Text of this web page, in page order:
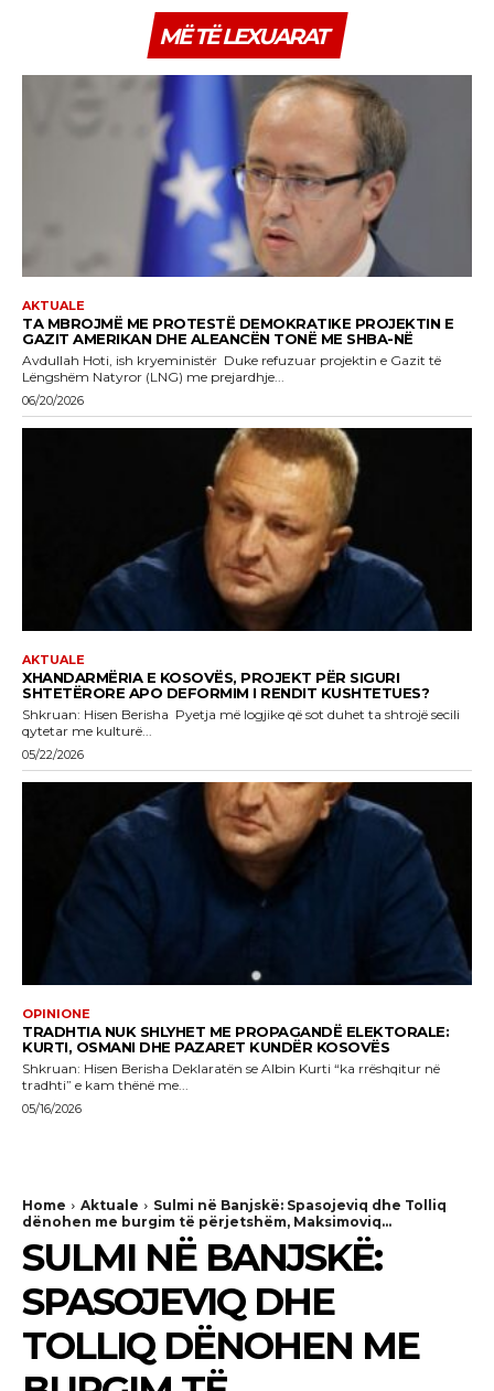
MË TË LEXUARAT
AKTUALE
TA MBROJMË ME PROTESTË DEMOKRATIKE PROJEKTIN E
GAZIT AMERIKAN DHE ALEANCËN TONË ME SHBA-NË
Avdullah Hoti, ish kryeministër Duke refuzuar projektin e Gazit të
Lëngshëm Natyror (LNG) me prejardhje...
06/20/2026
AKTUALE
XHANDARMËRIA E KOSOVËS, PROJEKT PËR SIGURI
SHTETËRORE APO DEFORMIM I RENDIT KUSHTETUES?
Shkruan: Hisen Berisha Pyetja më logjike që sot duhet ta shtrojë secili
qytetar me kulturë...
05/22/2026
OPINIONE
TRADHTIA NUK SHLYHET ME PROPAGANDË ELEKTORALE:
KURTI, OSMANI DHE PAZARET KUNDËR KOSOVËS
Shkruan: Hisen Berisha Deklaratën se Albin Kurti “ka rrëshqitur në
tradhti” e kam thënë me...
05/16/2026